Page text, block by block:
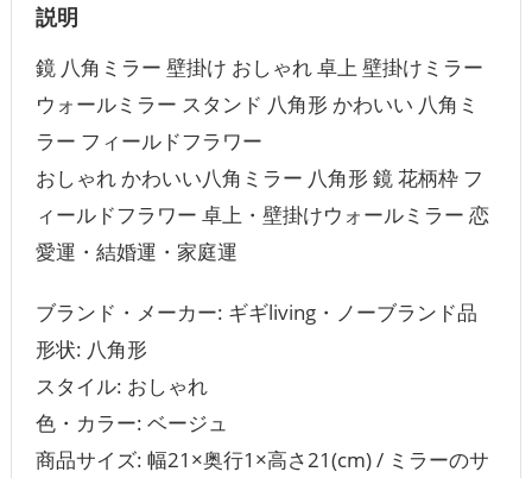
説明
鏡 八角ミラー 壁掛け おしゃれ 卓上 壁掛けミラー
ウォールミラー スタンド 八角形 かわいい 八角ミ
ラー フィールドフラワー
おしゃれ かわいい八角ミラー 八角形 鏡 花柄枠 フ
ィールドフラワー 卓上・壁掛けウォールミラー 恋
愛運・結婚運・家庭運
ブランド・メーカー: ギギliving・ノーブランド品
形状: 八角形
スタイル: おしゃれ
色・カラー: ‎ベージュ
商品サイズ: 幅21×奥行1×高さ21(cm) / ミラーのサ